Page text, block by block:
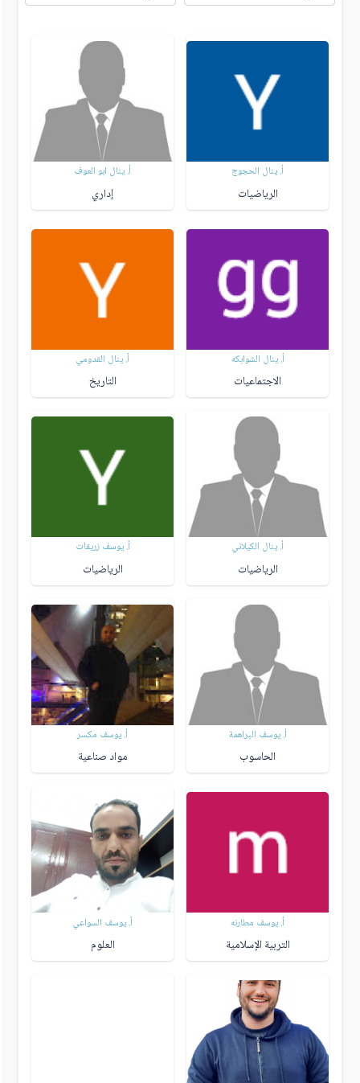
أ. ينال الحجوج
الرياضيات
أ. ينال ابو العوف
إداري
أ. ينال الشوابكه
الاجتماعيات
أ. ينال القدومي
التاريخ
أ. ينال الكيلاني
الرياضيات
أ. يوسف زريقات
الرياضيات
أ. يوسف البراهمة
الحاسوب
أ. يوسف مكسر
مواد صناعية
أ. يوسف مطارنه
التربية الإسلامية
أ. يوسف السواعي
العلوم